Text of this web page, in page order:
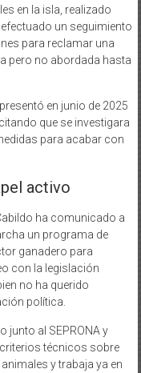
en la isla, realizado
un seguimiento
para reclamar una
pero no abordada hasta
en junio de 2025
que se investigara
para acabar con
activo
ha comunicado a
un programa de
ganadero para
con la legislación
no ha querido
política.
junto al SEPRONA y
técnicos sobre
y trabaja ya en